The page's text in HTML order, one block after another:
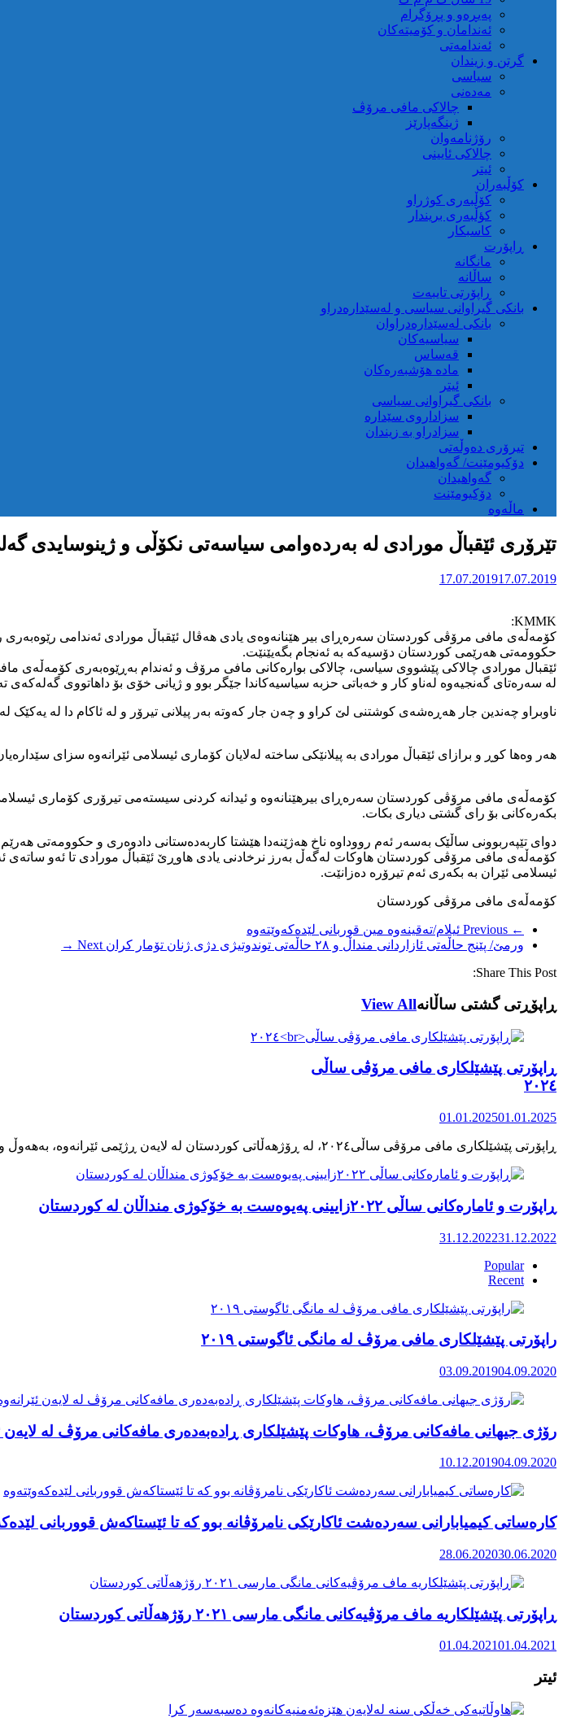
پەیڕەو و پڕۆگرام
ئەندامان و کۆمیتەکان
ئەندامەتی
گرتن و زیندان
سیاسی
مەدەنی
چالاکی مافی مرۆڤ
ژینگەپارێز
رۆژنامەوان
چالاکی ئایینی
ئیتر
کۆڵبەران
کۆڵبەری کوژراو
کؤڵبەری بریندار
کاسبکار
ڕاپۆرت
مانگانە
ساڵانە
ڕاپۆرتی تایبەت
بانکی گیراوانی سیاسی و لەسێدارەدراو
بانکی لەسێدارەدراوان
سیاسیەکان
قەساس
مادە هۆشبەرەکان
ئیتر
بانکی گیراوانی سیاسی
سزاداروی سێدارە
سزادراو بە زیندان
تیرۆری دەوڵەتی
دۆکیومێنت/ گەواهیدان
گەواهیدان
دۆکیومێنت
ماڵەوە
تێرۆری ئێقباڵ مورادی لە بەردەوامی سیاسەتی نکۆڵی و ژینوسایدی
17.07.201917.07.2019
KMMK:
کۆمەڵەی مافی مرۆڤی کوردستان سەرەڕای بیر هێنانەوەی یادی هەڤال ئێقباڵ مورادی ئەندامی
حکوومەتی هەرێمی کوردستان دۆسیەکە بە ئەنجام بگەیێنێت.
ئێقبال مورادی چالاکی پێشووی سیاسی، چالاکی بوارەکانی مافی مرۆڤ و ئەندام بەڕێوەبەری کۆمەڵەی
لە سەرەتای گەنجیەوە لەناو کار و خەباتی حزبە سیاسیەکاندا جێگر بوو و ژیانی خۆی بۆ داهاتووی گەلەکەی
ناوبراو چەندین جار هەڕەشەی کوشتنی لێ کراو و چەن جار کەوتە بەر پیلانی تیرۆر و لە ئاکام دا لە یەکێک
هەر وەها کوڕ و برازای ئێقباڵ مورادی بە پیلانێکی ساختە لەلایان کۆماری ئیسلامی ئێرانەوە سزای
کۆمەڵەی مافی مرۆڤی کوردستان سەرەڕای بیرهێنانەوە و ئیدانە کردنی سیستەمی تیرۆری کۆماری
بکەرەکانی بۆ رای گشتی دیاری بکات.
دوای تێپەربوونی ساڵێک بەسەر ئەم رووداوە ناخ هەژێنەدا هێشتا کاربەدەستانی دادوەری و حکوومەتی
کۆمەڵەی مافی مرۆڤی کوردستان هاوکات لەگەڵ بەرز نرخادنی یادی هاوڕێ ئێقباڵ مورادی تا ئەو ساتەی
ئیسلامی ئێران بە بکەری ئەم تیرۆرە دەزانێت.
کۆمەڵەی مافی مرۆڤی کوردستان
← Previous
ئیلام/تەقینەوە مین قوربانی لێدەکەوێتەوە
ورمێ/ پێنج حاڵه‌تی ئازاردانی منداڵ و ۲۸ حاڵه‌تی توندوتیژی دژی ژنان تۆمار كران
Next →
Share This Post:
ڕاپۆڕتی گشتی ساڵانهView All
ڕاپۆرتی پێشێلکاری مافی مرۆڤی ساڵی
٢٠٢٤
01.01.202501.01.2025
ڕاپۆرت و ئامارەکانی ساڵی ٢٠٢٢زایینی پەیوەست بە خۆکوژی منداڵان لە کوردستان
31.12.202231.12.2022
Popular
Recent
راپۆرتی پێشێلكاری مافی مرۆڤ له‌ مانگی ئاگوستی ٢٠١٩
03.09.201904.09.2020
رۆژی جیهانی مافەکانی مرۆڤ، هاوکات پێشێلکاری ڕادەبەدەری مافەکانی مرۆڤ لە لایەن
10.12.201904.09.2020
کارەساتی کیمیابارانی سەردەشت ئاکارێکی نامرۆڤانە بوو کە تا ئێستاکەش قووربانی
28.06.202030.06.2020
ڕاپۆرتی پێشێلکاریە ماف مرۆڤیەکانی مانگی مارسی ٢٠٢١ رۆژهەڵاتی کوردستان
01.04.202101.04.2021
ئیتر